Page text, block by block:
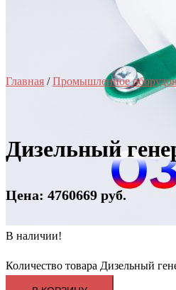
Главная /Промышленное
Дизельный
Цена: 4760669 руб.
В наличии!
Количество товара Дизельный